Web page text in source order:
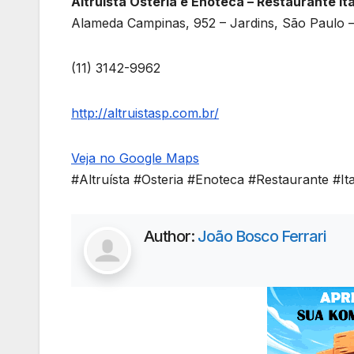
Alameda Campinas, 952 – Jardins, São Paulo
(11) 3142-9962
http://altruistasp.com.br/
Veja no Google Maps
#Altruísta #Osteria #Enoteca #Restaurante
Author: João Bosco Ferrari